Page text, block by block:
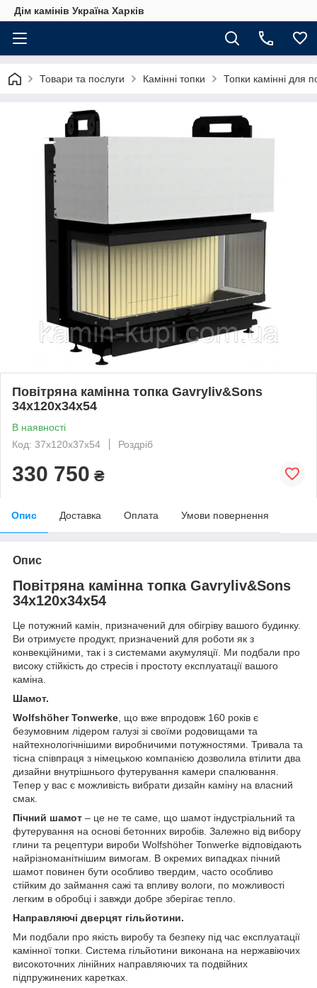
Дім камінів Україна Харків
Товари та послуги Камінні топки Топки камінні для
Повітряна камінна топка Gavryliv&Sons
34x120x34x54
В наявності
Код: 37x120x37x54
Роздріб
330 750 ₴
Опис Доставка Оплата Умови повернення
Опис
Повітряна камінна топка Gavryliv&Sons
34x120x34x54
Це потужний камін, призначений для обігріву вашого будинку.
Ви отримуєте продукт, призначений для роботи як з
конвекційними, так і з системами акумуляції. Ми подбали про
високу стійкість до стресів і простоту експлуатації вашого
каміна.
Шамот.
Wolfshöher Tonwerke, що вже впродовж 160 років є
безумовним лідером галузі зі своїми родовищами та
найтехнологічнішими виробничими потужностями. Тривала та
тісна співпраця з німецькою компанією дозволила втілити два
дизайни внутрішнього футерування камери спалювання.
Тепер у вас є можливість вибрати дизайн каміну на власний
смак.
Пічний шамот – це не те саме, що шамот індустріальний та
футерування на основі бетонних виробів. Залежно від вибору
глини та рецептури вироби Wolfshöher Tonwerke відповідають
найрізноманітнішим вимогам. В окремих випадках пічний
шамот повинен бути особливо твердим, часто особливо
стійким до займання сажі та впливу вологи, по можливості
легким в обробці і завжди добре зберігає тепло.
Направляючі дверцят гільйотини.
Ми подбали про якість виробу та безпеку під час експлуатації
камінної топки. Система гільйотини виконана на нержавіючих
високоточних лінійних направляючих та подвійних
підпружинених каретках.